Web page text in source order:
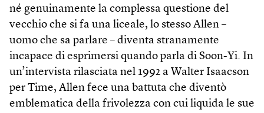
né genuinamente la complessa questione del
vecchio che si fa una liceale, lo stesso Allen –
uomo che sa parlare – diventa stranamente
incapace di esprimersi quando parla di Soon-Yi. In
un’intervista rilasciata nel 1992 a Walter Isaacson
per Time, Allen fece una battuta che diventò
emblematica della frivolezza con cui liquida le sue